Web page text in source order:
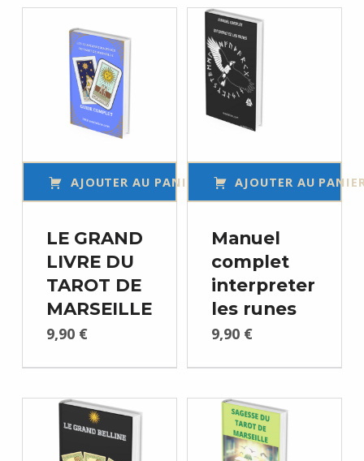
AJOUTER AU PANIER
LE GRAND
LIVRE DU
TAROT DE
MARSEILLE
9,90 €
AJOUTER AU
Manuel
complet
interpreter
les runes
9,90 €